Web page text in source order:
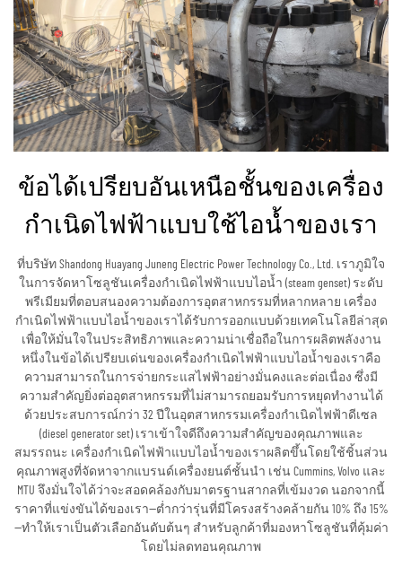
ข้อได้เปรียบอันเหนือชั้นของเครื่อง
กำเนิดไฟฟ้าแบบใช้ไอน้ำของเรา
ที่บริษัท Shandong Huayang Juneng Electric Power Technology Co., Ltd. เราภูมิใจ
ในการจัดหาโซลูชันเครื่องกำเนิดไฟฟ้าแบบไอน้ำ (steam genset) ระดับ
พรีเมียมที่ตอบสนองความต้องการอุตสาหกรรมที่หลากหลาย เครื่อง
กำเนิดไฟฟ้าแบบไอน้ำของเราได้รับการออกแบบด้วยเทคโนโลยีล่าสุด
เพื่อให้มั่นใจในประสิทธิภาพและความน่าเชื่อถือในการผลิตพลังงาน
หนึ่งในข้อได้เปรียบเด่นของเครื่องกำเนิดไฟฟ้าแบบไอน้ำของเราคือ
ความสามารถในการจ่ายกระแสไฟฟ้าอย่างมั่นคงและต่อเนื่อง ซึ่งมี
ความสำคัญยิ่งต่ออุตสาหกรรมที่ไม่สามารถยอมรับการหยุดทำงานได้
ด้วยประสบการณ์กว่า 32 ปีในอุตสาหกรรมเครื่องกำเนิดไฟฟ้าดีเซล
(diesel generator set) เราเข้าใจดีถึงความสำคัญของคุณภาพและ
สมรรถนะ เครื่องกำเนิดไฟฟ้าแบบไอน้ำของเราผลิตขึ้นโดยใช้ชิ้นส่วน
คุณภาพสูงที่จัดหาจากแบรนด์เครื่องยนต์ชั้นนำ เช่น Cummins, Volvo และ
MTU จึงมั่นใจได้ว่าจะสอดคล้องกับมาตรฐานสากลที่เข้มงวด นอกจากนี้
ราคาที่แข่งขันได้ของเรา—ต่ำกว่ารุ่นที่มีโครงสร้างคล้ายกัน 10% ถึง 15%
—ทำให้เราเป็นตัวเลือกอันดับต้นๆ สำหรับลูกค้าที่มองหาโซลูชันที่คุ้มค่า
โดยไม่ลดทอนคุณภาพ